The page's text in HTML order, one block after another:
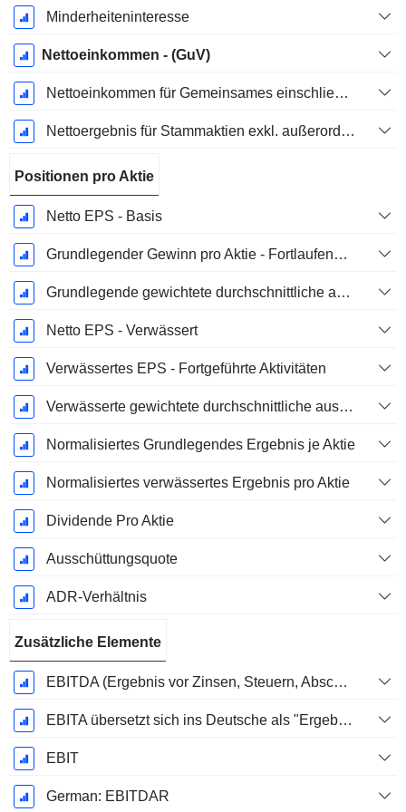
Minderheiteninteresse
Nettoeinkommen - (GuV)
Nettoeinkommen für Gemeinsames einschließlich außerordentlicher Posten
Nettoergebnis für Stammaktien exkl. außerordentliche Posten
Positionen pro Aktie
Netto EPS - Basis
Grundlegender Gewinn pro Aktie - Fortlaufende Geschäftstätigkeit
Grundlegende gewichtete durchschnittliche ausstehende Aktien
Netto EPS - Verwässert
Verwässertes EPS - Fortgeführte Aktivitäten
Verwässerte gewichtete durchschnittliche ausstehende Aktien
Normalisiertes Grundlegendes Ergebnis je Aktie
Normalisiertes verwässertes Ergebnis pro Aktie
Dividende Pro Aktie
Ausschüttungsquote
ADR-Verhältnis
Zusätzliche Elemente
EBITDA (Ergebnis vor Zinsen, Steuern, Abschreibungen auf immaterielle Vermögenswerte und Sachanlagen)
EBITA übersetzt sich ins Deutsche als "Ergebnis vor Zinsen, Steuern und Abschreibungen".
EBIT
German: EBITDAR